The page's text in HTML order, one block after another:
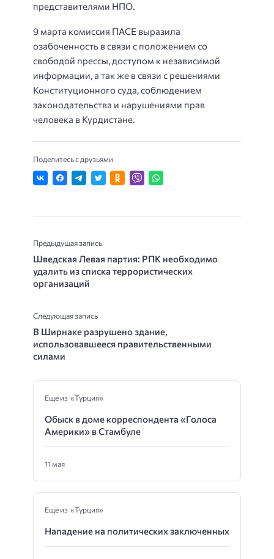
представителями НПО.
9 марта комиссия ПАСЕ выразила
озабоченность в связи с положением со
свободой прессы, доступом к независимой
информации, а так же в связи с решениями
Конституционного суда, соблюдением
законодательства и нарушениями прав
человека в Курдистане.
Поделитесь с друзьями
Предыдущая запись
Шведская Левая партия: РПК необходимо
удалить из списка террористических
организаций
Следующая запись
В Ширнаке разрушено здание,
использовавшееся правительственными
силами
Еще из «Турция»
Обыск в доме корреспондента «Голоса
Америки» в Стамбуле
11 мая
Еще из «Турция»
Нападение на политических заключенных